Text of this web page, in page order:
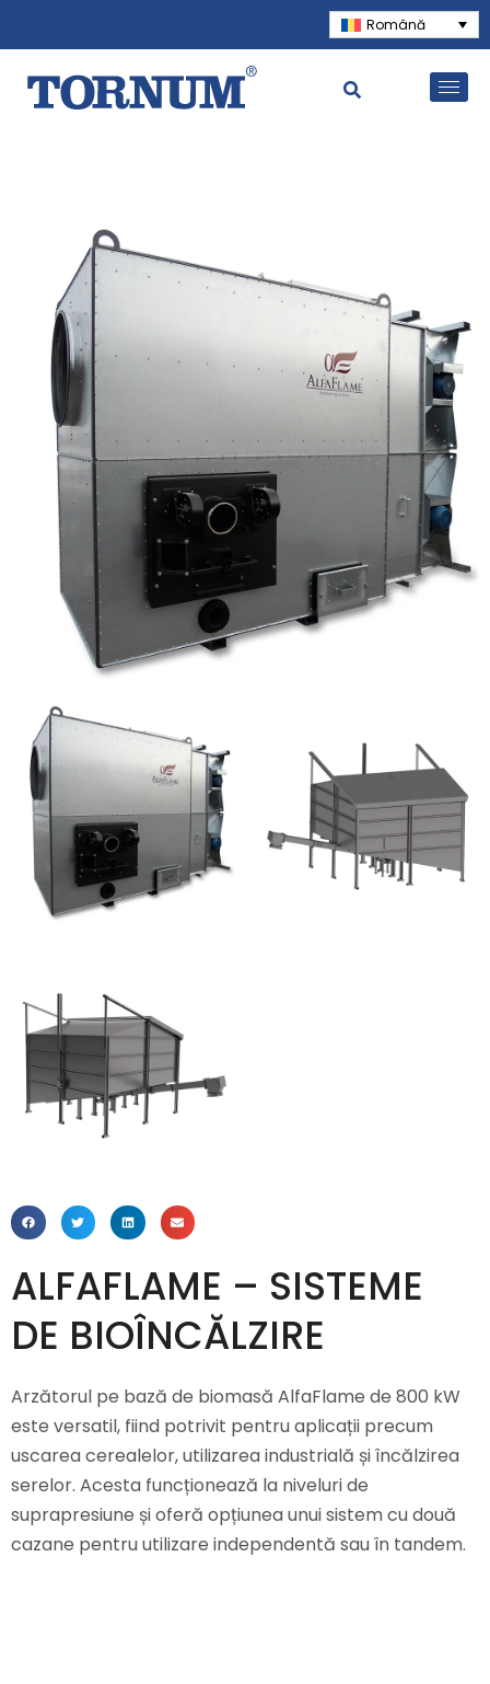
Română
ALFAFLAME – SISTEME
DE BIOÎNCĂLZIRE
Arzătorul pe bază de biomasă AlfaFlame de 800 kW
este versatil, fiind potrivit pentru aplicații precum
uscarea cerealelor, utilizarea industrială și încălzirea
serelor. Acesta funcționează la niveluri de
suprapresiune și oferă opțiunea unui sistem cu două
cazane pentru utilizare independentă sau în tandem.